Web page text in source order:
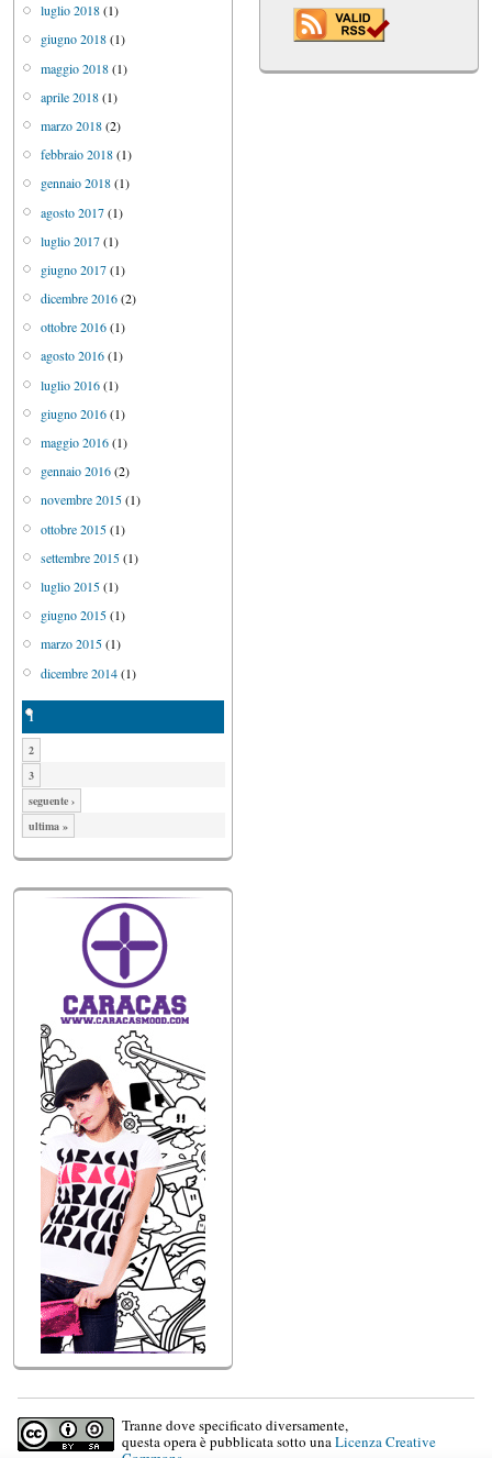
luglio 2018(1)
giugno 2018(1)
maggio 2018(1)
aprile 2018(1)
marzo 2018(2)
febbraio 2018(1)
gennaio 2018(1)
agosto 2017(1)
luglio 2017(1)
giugno 2017(1)
dicembre 2016(2)
ottobre 2016(1)
agosto 2016(1)
luglio 2016(1)
giugno 2016(1)
maggio 2016(1)
gennaio 2016(2)
novembre 2015(1)
ottobre 2015(1)
settembre 2015(1)
luglio 2015(1)
giugno 2015(1)
marzo 2015(1)
dicembre 2014(1)
1
2
3
seguente ›
ultima »
Tranne dove specificato diversamente,
questa opera è pubblicata sotto unaLicenza Creative